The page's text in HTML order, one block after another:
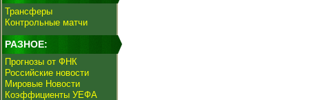
Трансферы
Контрольные матчи
РАЗНОЕ:
Прогнозы от ФНК
Российские новости
Мировые Новости
Коэффициенты УЕФА